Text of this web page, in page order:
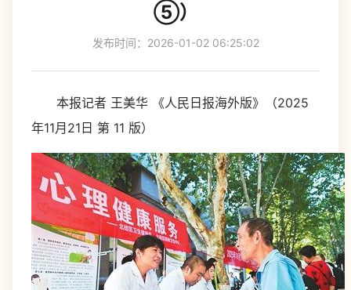
⑤）
发布时间：2026-01-02 06:25:02
本报记者 王美华 《人民日报海外版》（2025
年11月21日 第 11 版）